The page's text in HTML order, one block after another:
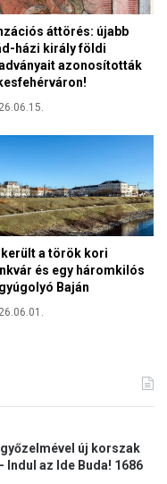
áttörés: újabb
házi király földi
azonosították
a török kori
és egy háromkilós
Baján
új korszak
az Ide Buda! 1686